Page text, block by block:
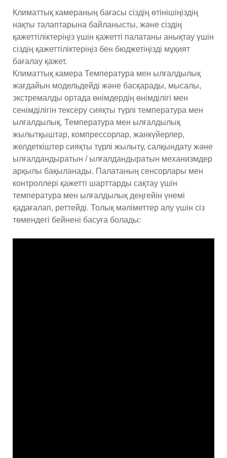
Климаттық камераның бағасы сіздің өтінішіңіздің
нақты талаптарына байланысты, және сіздің
қажеттіліктеріңіз үшін қажетті палатаны анықтау үшін
сіздің қажеттіліктеріңіз бен бюджетіңізді мұқият
бағалау қажет.
Климаттық камера Температура мен ылғалдылық
жағдайын модельдейді және басқарады, мысалы,
экстремалды ортада өнімдердің өнімділігі мен
сенімділігін тексеру сияқты түрлі температура мен
ылғалдылық. Температура мен ылғалдылық
жылытқыштар, компрессорлар, жанкүйерлер,
желдеткіштер сияқты түрлі жылыту, салқындату және
ылғалдандыратын / ылғалдандыратын механизмдер
арқылы бақыланады. Палатаның сенсорлары мен
контроллері қажетті шарттарды сақтау үшін
температура мен ылғалдылық деңгейін үнемі
қадағалап, реттейді. Толық мәліметтер алу үшін сіз
төмендегі бейнені басуға болады: